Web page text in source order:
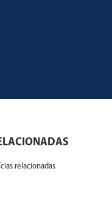
relacionadas